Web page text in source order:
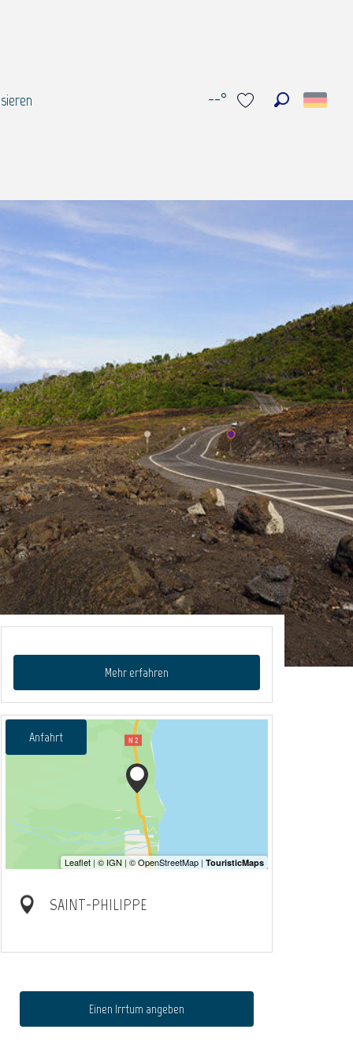
--°
Mehr erfahren
Anfahrt
SAINT-PHILIPPE
Einen Irrtum angeben